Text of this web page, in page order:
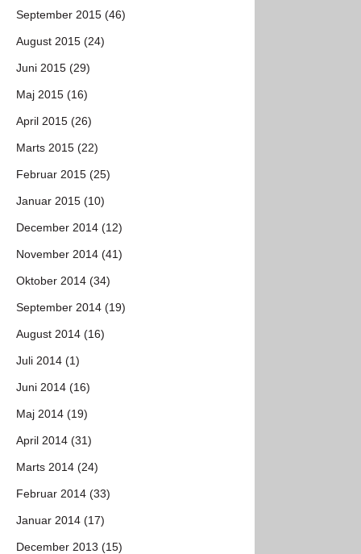
September 2015 (46)
August 2015 (24)
Juni 2015 (29)
Maj 2015 (16)
April 2015 (26)
Marts 2015 (22)
Februar 2015 (25)
Januar 2015 (10)
December 2014 (12)
November 2014 (41)
Oktober 2014 (34)
September 2014 (19)
August 2014 (16)
Juli 2014 (1)
Juni 2014 (16)
Maj 2014 (19)
April 2014 (31)
Marts 2014 (24)
Februar 2014 (33)
Januar 2014 (17)
December 2013 (15)